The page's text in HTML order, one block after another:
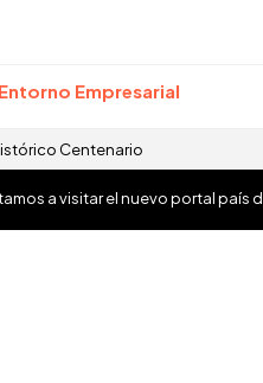
Empresarial
Centenario
a visitar el nuevo portal